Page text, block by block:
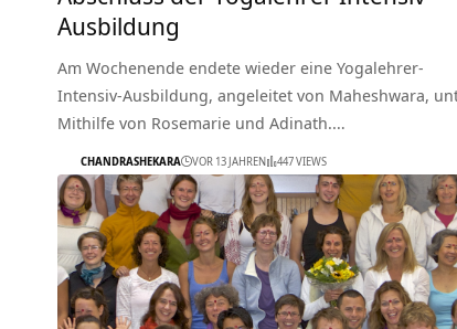
Ausbildung
Am Wochenende endete wieder eine Yogalehrer-
Intensiv-Ausbildung, angeleitet von Maheshwara,
Mithilfe von Rosemarie und Adinath.…
CHANDRASHEKARA VOR 13 JAHREN 447 VIEWS